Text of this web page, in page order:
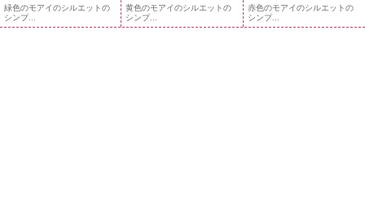
緑色のモアイのシルエットの
シンプ...
黄色のモアイのシルエットの
シンプ...
赤色のモアイのシルエットの
シンプ...